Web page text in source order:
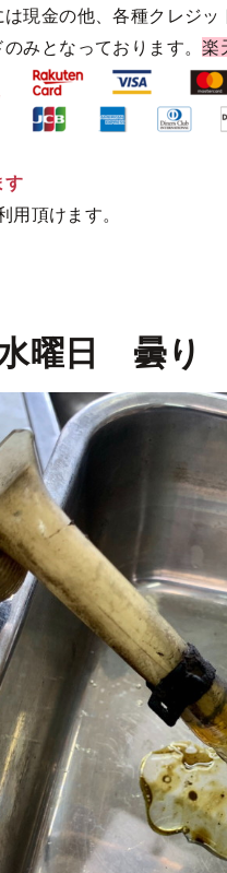
現金の他、各種クレジ
みとなっております。楽
す
用頂けます。
曜日 曇り